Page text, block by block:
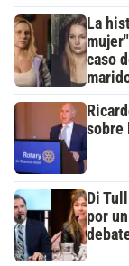
La
caso
sobre
Di
por